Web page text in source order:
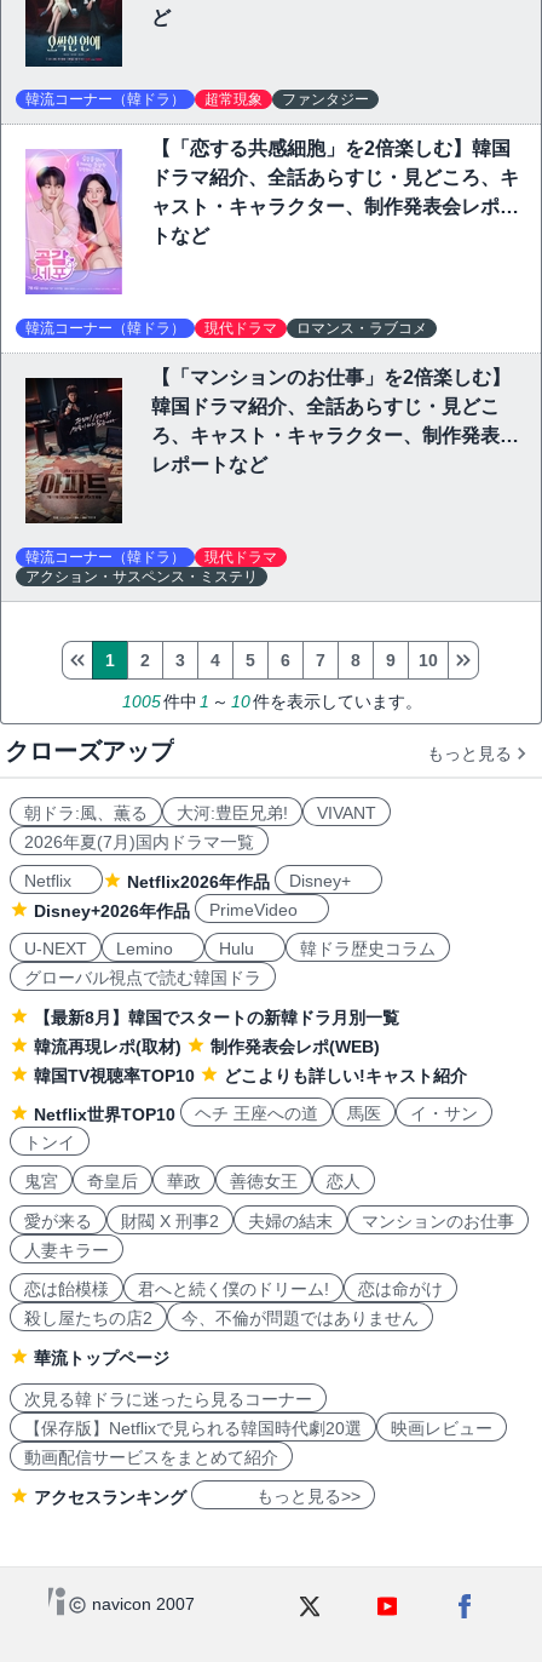
ど
韓流コーナー（韓ドラ） 超常現象 ファンタジー
【「恋する共感細胞」を2倍楽しむ】韓国
ドラマ紹介、全話あらすじ・見どころ、キ
ャスト・キャラクター、制作発表会レポー
トなど
韓流コーナー（韓ドラ） 現代ドラマ ロマンス・ラブコメ
【「マンションのお仕事」を2倍楽しむ】
韓国ドラマ紹介、全話あらすじ・見どこ
ろ、キャスト・キャラクター、制作発表会
レポートなど
韓流コーナー（韓ドラ）
現代ドラマ
アクション・サスペンス・ミステリ
1005件中 1 ～ 10件を表示しています。
1 2 3 4 5 6 7 8 9 10
クローズアップ もっと見る
朝ドラ:風、薫る 大河:豊臣兄弟!
VIVANT
2026年夏(7月)国内ドラマ一覧
Netflix
Netflix2026年作品
Disney+
Disney+2026年作品
PrimeVideo
U-NEXT
Lemino Hulu
韓ドラ歴史コラム
グローバル視点で読む韓国ドラ
【最新8月】韓国でスタートの新韓ドラ月別一覧
韓流再現レポ(取材)
制作発表会レポ(WEB)
韓国TV視聴率TOP10
どこよりも詳しい!キャスト紹介
Netflix世界TOP10
ヘチ 王座への道 馬医
イ・サン
トンイ
鬼宮
奇皇后 華政 善徳女王 恋人
愛が来る 財閥 X 刑事2 夫婦の結末
マンションのお仕事
人妻キラー
恋は飴模様
君へと続く僕のドリーム!
恋は命がけ
殺し屋たちの店2
今、不倫が問題ではありません
華流トップページ
次見る韓ドラに迷ったら見るコーナー
【保存版】Netflixで見られる韓国時代劇20選
映画レビュー
動画配信サービスをまとめて紹介
アクセスランキング もっと見る>>
navicon 2007